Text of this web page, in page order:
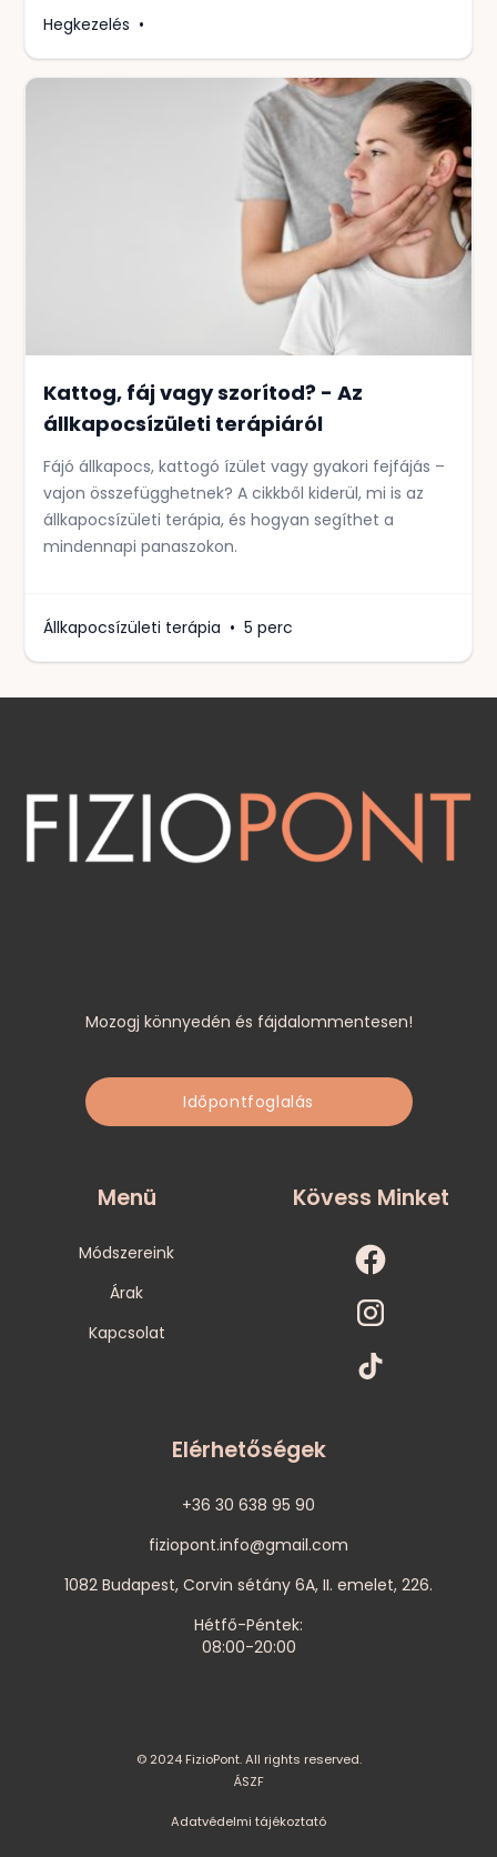
Hegkezelés •
Kattog, fáj vagy szorítod? - Az
állkapocsízületi terápiáról
Fájó állkapocs, kattogó ízület vagy gyakori fejfájás –
vajon összefügghetnek? A cikkből kiderül, mi is az
állkapocsízületi terápia, és hogyan segíthet a
mindennapi panaszokon.
Állkapocsízületi terápia • 5 perc
Mozogj könnyedén és fájdalommentesen!
Időpontfoglalás
Menü
Módszereink
Árak
Kapcsolat
Kövess Minket
Elérhetőségek
+36 30 638 95 90
fiziopont.info@gmail.com
1082 Budapest, Corvin sétány 6A, II. emelet, 226.
Hétfő-Péntek:
08:00-20:00
© 2024 FizioPont. All rights reserved.
ÁSZF
Adatvédelmi tájékoztató